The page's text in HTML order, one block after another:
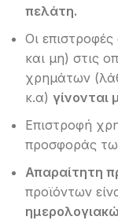
πελάτη.
Οι
και μη) στις
χρημάτων
κ.α) γίνονται
Επιστροφή
προσφοράς
Απαραίτητη
προϊόντων